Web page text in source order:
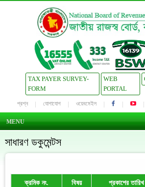
TAX PAYER SURVEY-
FORM
WEB
PORTAL
প্রশ্ন যোগাযোগ ওয়েবমেইল
MENU
সাধারণ ডকুমেন্টস
ক্রমিক নং. বিষয় প্রকাশের তারিখ